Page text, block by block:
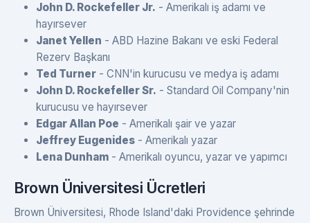
John D. Rockefeller Jr. - Amerikalı iş adamı ve
hayırsever
Janet Yellen - ABD Hazine Bakanı ve eski Federal
Rezerv Başkanı
Ted Turner - CNN'in kurucusu ve medya iş adamı
John D. Rockefeller Sr. - Standard Oil Company'nin
kurucusu ve hayırsever
Edgar Allan Poe - Amerikalı şair ve yazar
Jeffrey Eugenides - Amerikalı yazar
Lena Dunham - Amerikalı oyuncu, yazar ve yapımcı
Brown Üniversitesi Ücretleri
Brown Üniversitesi, Rhode Island'daki Providence şehrinde